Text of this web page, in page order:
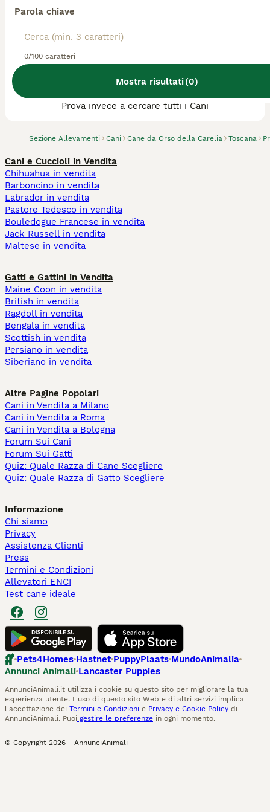
Parola chiave
0/100 caratteri
Mostra risultati(0)
Sezione Allevamenti Cani Cane da Orso della Carelia Toscana
Abbiamo trovato 0 Allevamento di Cane da
Prova invece a cercare tutti i Cani
Cani e Cuccioli in Vendita
Chihuahua in vendita
Barboncino in vendita
Labrador in vendita
Pastore Tedesco in vendita
Bouledogue Francese in vendita
Jack Russell in vendita
Maltese in vendita
Gatti e Gattini in Vendita
Maine Coon in vendita
British in vendita
Ragdoll in vendita
Bengala in vendita
Scottish in vendita
Persiano in vendita
Siberiano in vendita
Altre Pagine Popolari
Cani in Vendita a Milano
Cani in Vendita a Roma
Cani in Vendita a Bologna
Forum Sui Cani
Forum Sui Gatti
Quiz: Quale Razza di Cane Scegliere
Quiz: Quale Razza di Gatto Scegliere
Informazione
Chi siamo
Privacy
Assistenza Clienti
Press
Termini e Condizioni
Allevatori ENCI
Test cane ideale
Pets4Homes Hastnet PuppyPlaats MundoAnimalia
Annunci Animali Lancaster Puppies
AnnunciAnimali.it utilizza i cookie su questo sito per migliorare la tua
esperienza utente. L'uso di questo sito Web e di altri servizi implica
l'accettazione dei Termini e Condizioni e Privacy e Cookie Policy di
AnnunciAnimali. Puoi gestire le preferenze in ogni momento.
© Copyright 2026 - AnnunciAnimali